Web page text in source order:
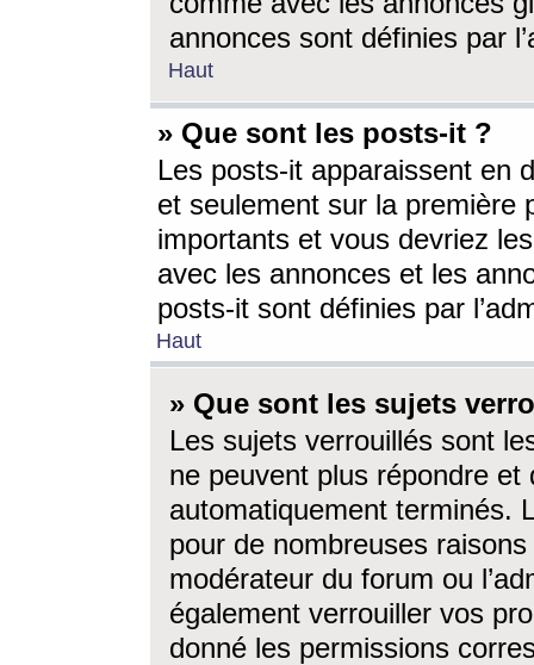
annonces sont définies par
Haut
» Que sont les posts-it ?
Les posts-it apparaissent en
et seulement sur la première
importants et vous devriez
avec les annonces et les
posts-it sont définies par
Haut
» Que sont les sujets
Les sujets verrouillés sont
ne peuvent plus répondre
automatiquement terminés.
pour de nombreuses
modérateur du forum ou
également verrouiller vos
donné les permissions